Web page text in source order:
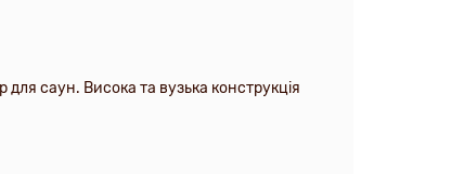
для саун. Висока та вузька конструкція